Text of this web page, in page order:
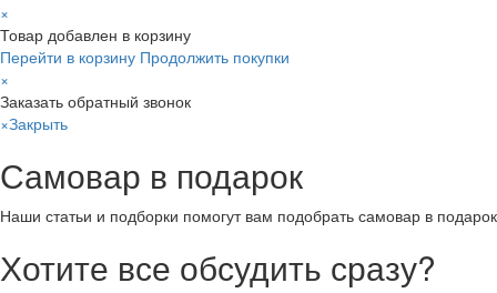
×
Товар добавлен в корзину
Перейти в корзину Продолжить покупки
×
Заказать обратный звонок
×Закрыть
Самовар в подарок
Наши статьи и подборки помогут вам подобрать самовар в подарок
Хотите все обсудить сразу?